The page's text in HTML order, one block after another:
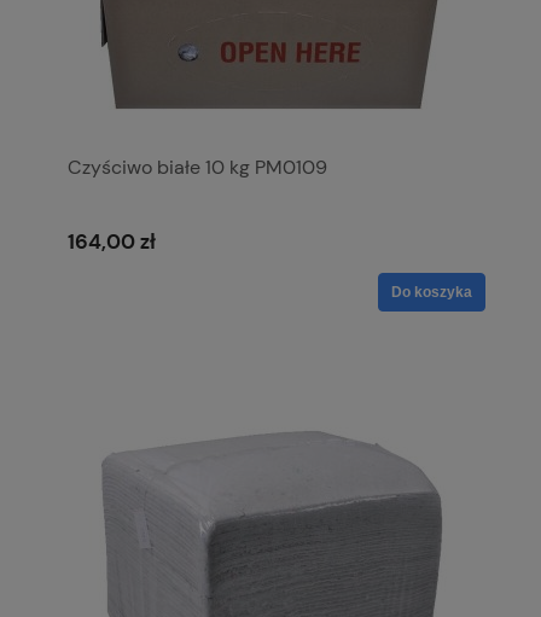
Czyściwo białe 10 kg PM0109
164,00 zł
Do koszyka